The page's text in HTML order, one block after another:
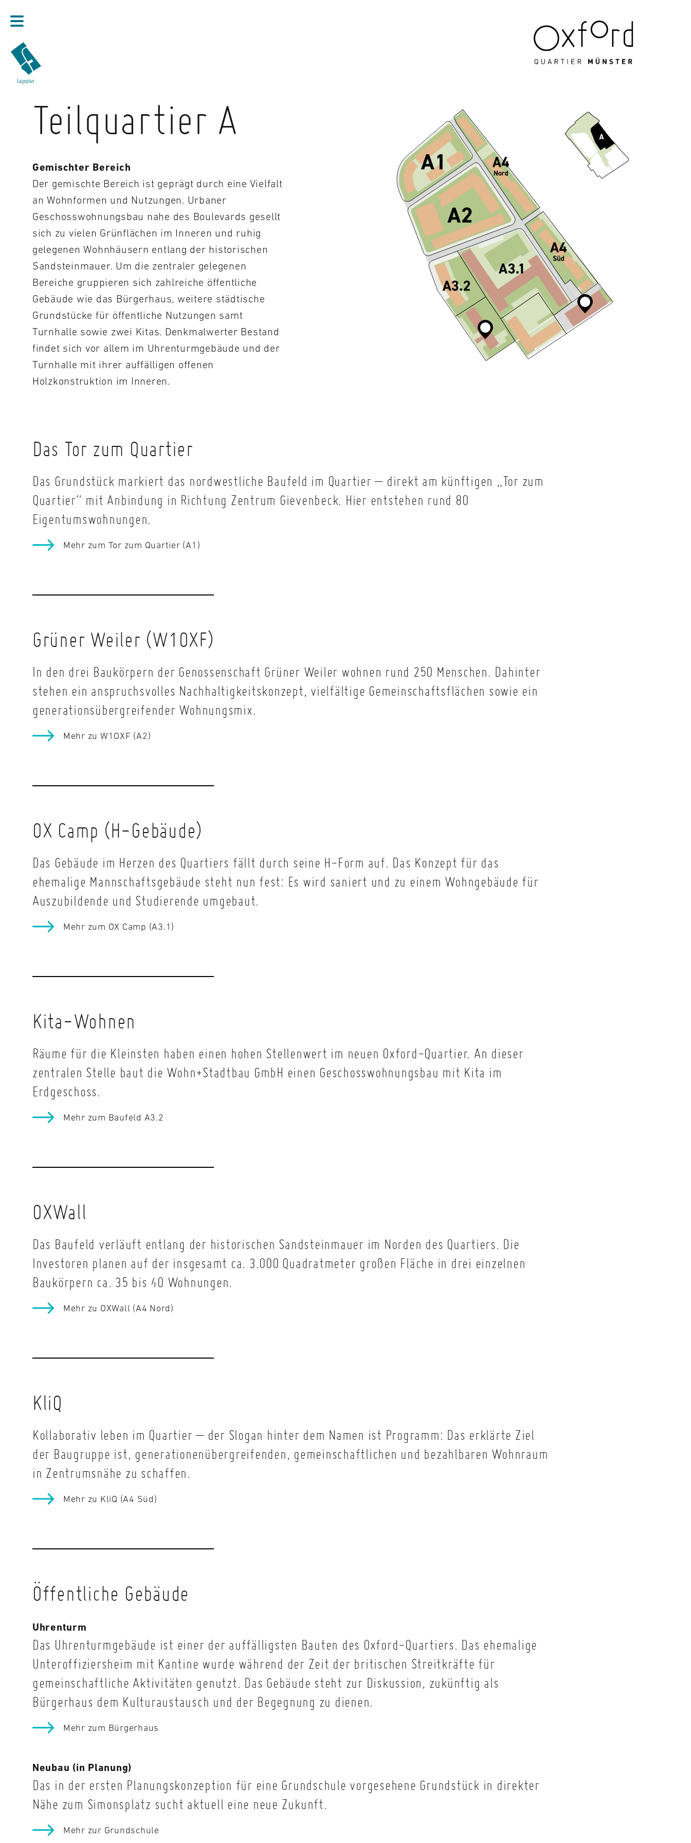
Teilquartier A
Gemischter Bereich
Der gemischte Bereich ist geprägt durch eine Vielfalt
an Wohnformen und Nutzungen. Urbaner
Geschosswohnungsbau nahe des Boulevards gesellt
sich zu vielen Grünflächen im Inneren und ruhig
gelegenen Wohnhäusern entlang der historischen
Sandsteinmauer. Um die zentraler gelegenen
Bereiche gruppieren sich zahlreiche öffentliche
Gebäude wie das Bürgerhaus, weitere städtische
Grundstücke für öffentliche Nutzungen samt
Turnhalle sowie zwei Kitas. Denkmalwerter Bestand
findet sich vor allem im Uhrenturmgebäude und der
Turnhalle mit ihrer auffälligen offenen
Holzkonstruktion im Inneren.
Das Tor zum Quartier
Das Grundstück markiert das nordwestliche Baufeld im Quartier – direkt am künftigen „Tor zum
Quartier“ mit Anbindung in Richtung Zentrum Gievenbeck. Hier entstehen rund 80
Eigentumswohnungen.
Mehr zum Tor zum Quartier (A1)
Grüner Weiler (W1OXF)
In den drei Baukörpern der Genossenschaft Grüner Weiler wohnen rund 250 Menschen. Dahinter
stehen ein anspruchsvolles Nachhaltigkeitskonzept, vielfältige Gemeinschaftsflächen sowie ein
generationsübergreifender Wohnungsmix.
Mehr zu W1OXF (A2)
OX Camp (H-Gebäude)
Das Gebäude im Herzen des Quartiers fällt durch seine H-Form auf. Das Konzept für das
ehemalige Mannschaftsgebäude steht nun fest: Es wird saniert und zu einem Wohngebäude für
Auszubildende und Studierende umgebaut.
Mehr zum OX Camp (A3.1)
Kita-Wohnen
Räume für die Kleinsten haben einen hohen Stellenwert im neuen Oxford-Quartier. An dieser
zentralen Stelle baut die Wohn+Stadtbau GmbH einen Geschosswohnungsbau mit Kita im
Erdgeschoss.
Mehr zum Baufeld A3.2
OXWall
Das Baufeld verläuft entlang der historischen Sandsteinmauer im Norden des Quartiers. Die
Investoren planen auf der insgesamt ca. 3.000 Quadratmeter großen Fläche in drei einzelnen
Baukörpern ca. 35 bis 40 Wohnungen.
Mehr zu OXWall (A4 Nord)
KliQ
Kollaborativ leben im Quartier – der Slogan hinter dem Namen ist Programm: Das erklärte Ziel
der Baugruppe ist, generationenübergreifenden, gemeinschaftlichen und bezahlbaren Wohnraum
in Zentrumsnähe zu schaffen.
Mehr zu KliQ (A4 Süd)
Öffentliche Gebäude
Uhrenturm
Das Uhrenturmgebäude ist einer der auffälligsten Bauten des Oxford-Quartiers. Das ehemalige
Unteroffiziersheim mit Kantine wurde während der Zeit der britischen Streitkräfte für
gemeinschaftliche Aktivitäten genutzt. Das Gebäude steht zur Diskussion, zukünftig als
Bürgerhaus dem Kulturaustausch und der Begegnung zu dienen.
Mehr zum Bürgerhaus
Neubau (in Planung)
Das in der ersten Planungskonzeption für eine Grundschule vorgesehene Grundstück in direkter
Nähe zum Simonsplatz sucht aktuell eine neue Zukunft.
Mehr zur Grundschule